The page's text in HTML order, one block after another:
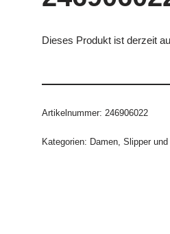
Dieses Produkt ist derzeit
Artikelnummer: 246906022
Kategorien: Damen, Slipper